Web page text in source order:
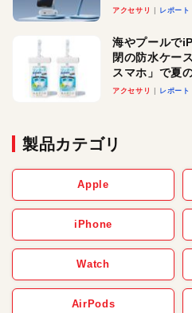
ースでおしゃ
アクセサリ レポート
海やプールで
閉の防水ケー
スマホ」で夏
アクセサリ レポート
製品カテゴリ
Apple
iPhone
Watch
AirPods